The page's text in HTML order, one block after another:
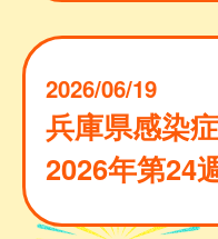
2026/06/19
兵庫県感染
2026年第24